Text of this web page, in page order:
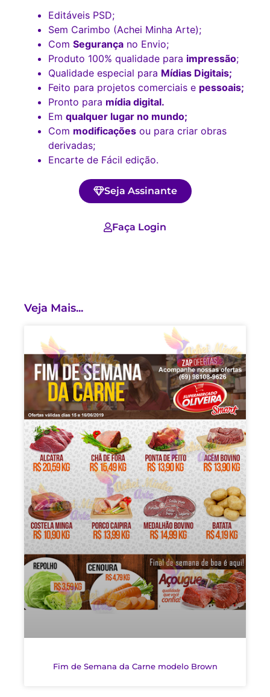
Editáveis PSD;
Sem Carimbo (Achei Minha Arte);
Com Segurança no Envio;
Produto 100% qualidade para impressão;
Qualidade especial para Mídias Digitais;
Feito para projetos comerciais e pessoais;
Pronto para mídia digital.
Em qualquer lugar no mundo;
Com modificações ou para criar obras
derivadas;
Encarte de Fácil edição.
Seja Assinante
Faça Login
Veja Mais...
Fim de Semana da Carne modelo Brown